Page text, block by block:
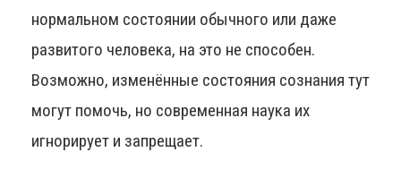
нормальном состоянии обычного или даже
развитого человека, на это не способен.
Возможно, изменённые состояния сознания тут
могут помочь, но современная наука их
игнорирует и запрещает.